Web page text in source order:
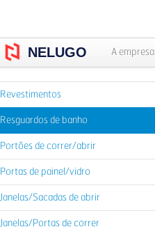
NELUGO A empresa
Revestimentos
Resguardos de banho
Portões de correr/abrir
Portas de painel/vidro
Janelas/Sacadas de abrir
Janelas/Portas de correr